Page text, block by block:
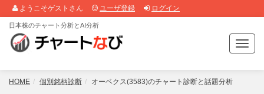
ようこそゲストさん ユーザ登録 ログイン
T
o
g
日本株のチャート分析とAI分析
HOME 個別銘柄診断 オーベクス(3583)のチャート診断と話題分析